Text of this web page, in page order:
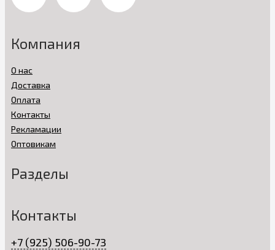
Компания
О нас
Доставка
Оплата
Контакты
Рекламации
Оптовикам
Разделы
Контакты
+7 (925) 506-90-73